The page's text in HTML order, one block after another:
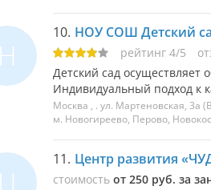
Н
10. НОУ СОШ Детский
рейтинг 4/5
Детский сад осуществляет
Индивидуальный подход к
Москва , . ул. Мартеновская, 3а
м. Новогиреево, Перово,
Ц
11. Центр развития
стоимость от 250 руб. за